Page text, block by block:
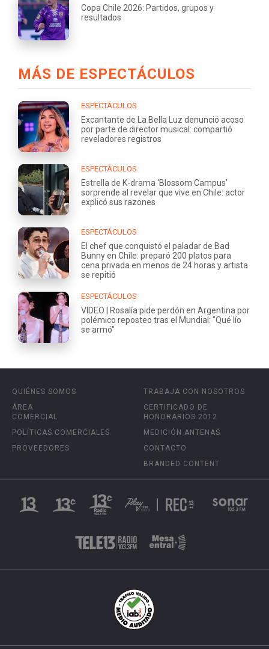
Copa Chile 2026: Partidos, grupos y
resultados
MÁS DE ESPECTÁCULOS
ESPECTÁCULOS
Excantante de La Bella Luz denunció acoso
por parte de director musical: compartió
reveladores registros
ESPECTÁCULOS
Estrella de K-drama ‘Blossom Campus’
sorprende al revelar que vive en Chile: actor
explicó sus razones
ESPECTÁCULOS
El chef que conquistó el paladar de Bad
Bunny en Chile: preparó 200 platos para
cena privada en menos de 24 horas y artista
se repitió
ESPECTÁCULOS
VIDEO | Rosalía pide perdón en Argentina por
polémico reposteo tras el Mundial: "Qué lío
se armó"
QUIÉNES SOMOS
ÁREA
COMERCIAL
POLÍTICAS COMERCIALES
PROVEEDORES
TRABAJA CON NOSOTROS
CERTIFICADO DE
HONORARIOS 2012
MEDICIÓN ANTENAS
CONTACTO
BRANDED CONTENT